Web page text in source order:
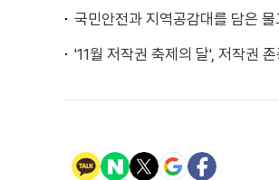
국민안전과 지역공감대를 담은
'11월 저작권 축제의 달', 저작권